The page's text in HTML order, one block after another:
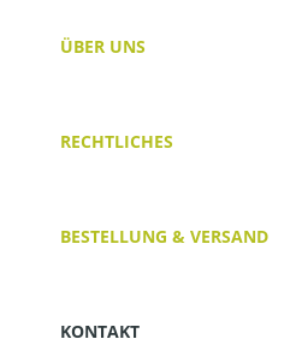
ÜBER UNS
RECHTLICHES
BESTELLUNG & VERSAND
KONTAKT